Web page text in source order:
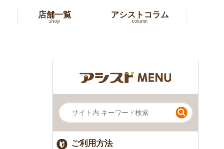
店舗一覧
shop
アシストコラム
column
ご利用方法